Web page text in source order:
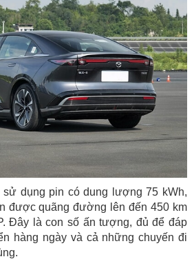
sử dụng pin có dung lượng 75 kWh,
được quãng đường lên đến 450 km
Đây là con số ấn tượng, đủ để đáp
hàng ngày và cả những chuyến đi